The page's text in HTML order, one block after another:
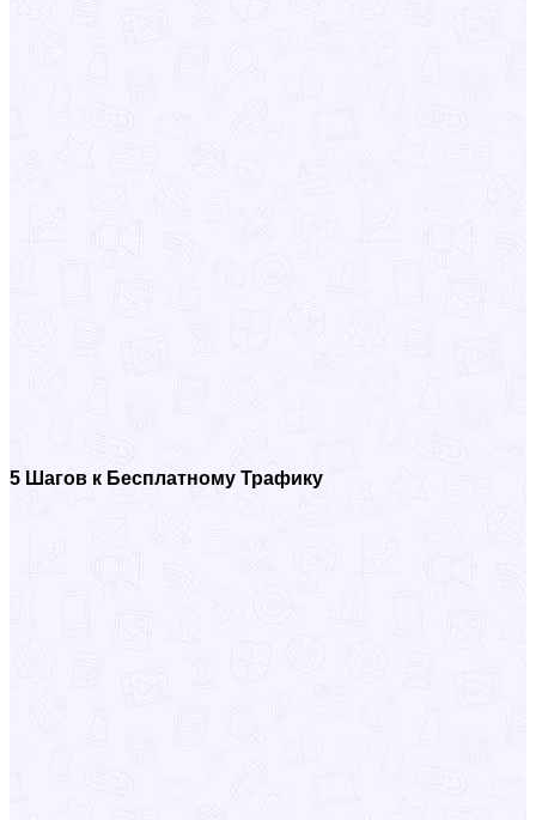
5 Шагов к Бесплатному Трафику